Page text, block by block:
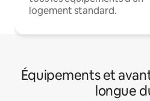
logement standard.
Équipements et
longue